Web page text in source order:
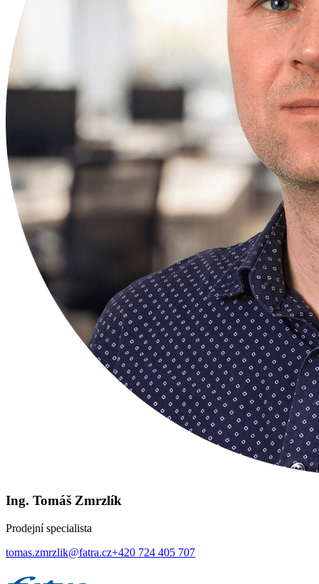
Ing. Tomáš Zmrzlík
Prodejní specialista
tomas.zmrzlik@fatra.cz+420 724 405 707